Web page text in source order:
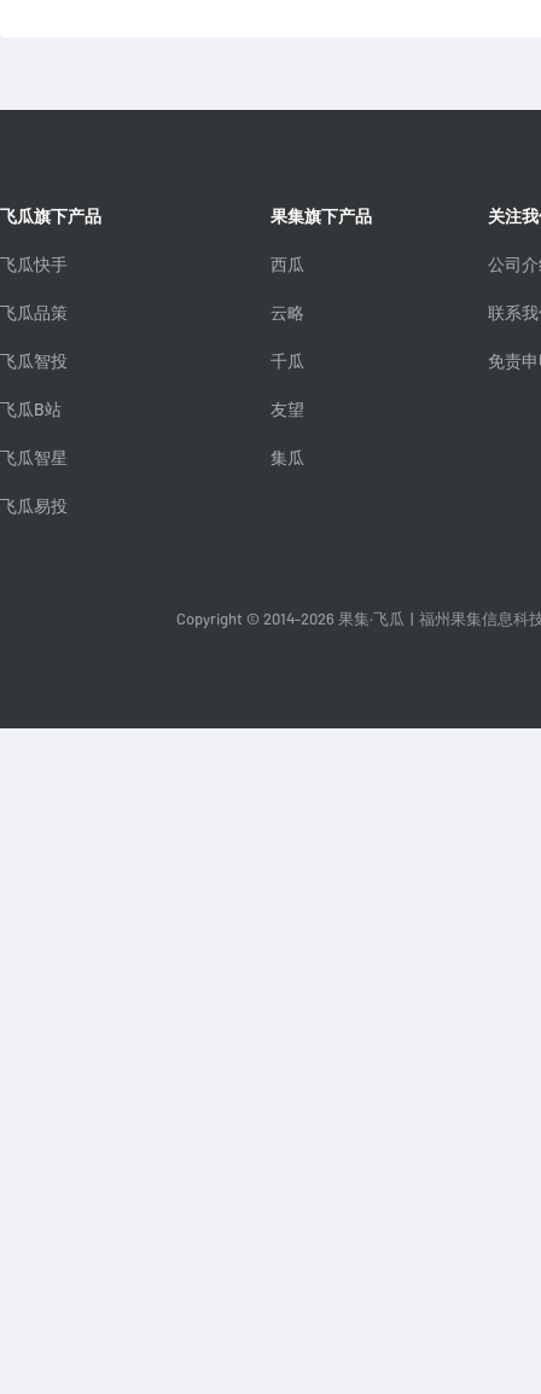
飞瓜旗下产品
飞瓜快手
飞瓜品策
飞瓜智投
飞瓜B站
飞瓜智星
飞瓜易投
果集旗下产品
西瓜
云略
千瓜
友望
集瓜
关注
公司
联系
免责
Copyright © 2014-2026 果集·飞瓜 福州果集信息科